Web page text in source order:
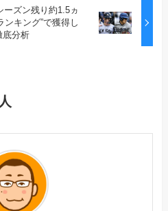
ーズン残り約1.5ヵ
ンキング”で獲得し
底分析